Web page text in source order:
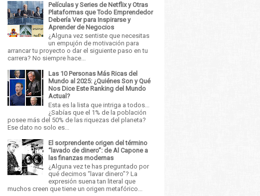
Películas y Series de Netflix y Otras
Plataformas que Todo Emprendedor
Debería Ver para Inspirarse y
Aprender de Negocios
¿Alguna vez sentiste que necesitas
un empujón de motivación para
arrancar tu proyecto o dar el siguiente paso en tu
carrera? No siempre hace...
Las 10 Personas Más Ricas del
Mundo al 2025: ¿Quiénes Son y Qué
Nos Dice Este Ranking del Mundo
Actual?
Esta es la lista que intriga a todos...
¿Sabías que el 1% de la población
posee más del 50% de las riquezas del planeta?
Ese dato no solo es...
El sorprendente origen del término
“lavado de dinero”: de Al Capone a
las finanzas modernas
¿Alguna vez te has preguntado por
qué decimos “lavar dinero”? La
expresión suena tan literal que
muchos creen que tiene un origen metafórico...